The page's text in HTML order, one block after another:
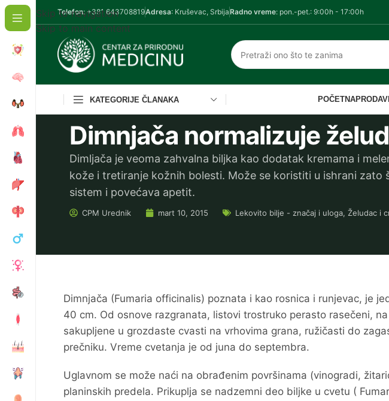
Skip to navigation
Skip to main content
Telefon: +381 643708819Adresa: Kruševac, SrbijaRadno vreme: pon.-pet.: 9:00h - 17:00h
KATEGORIJE ČLANAKA POČETNA
Dimnjača normalizuje
Dimljača je veoma zahvalna biljka kao dodatak kremama i
kože i tretiranje kožnih bolesti. Može se koristiti u ishrani zato
sistem i povećava apetit.
CPM Urednik mart 10, 2015 Lekovito bilje - značaj i uloga, Želudac i
Dimnjača (Fumaria officinalis) poznata i kao rosnica i runjevac, je
40 cm. Od osnove razgranata, listovi trostruko perasto rasečeni,
sakupljene u grozdaste cvasti na vrhovima grana, ružičasti do
prečniku. Vreme cvetanja je od juna do septembra.
Uglavnom se može naći na obrađenim površinama (vinogradi,
planinskih predela. Prikuplja se nadzemni deo biljke u cvetu (